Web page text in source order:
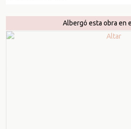
Albergó esta obra en